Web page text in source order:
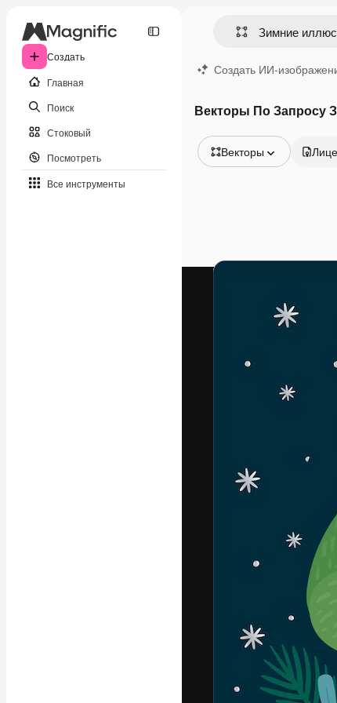
Создать
Главная
Поиск
Стоковый
Посмотреть
Все инструменты
Создать ИИ-
Векторы По Запросу
Векторы
Видео
Видеошаблоны
ваших